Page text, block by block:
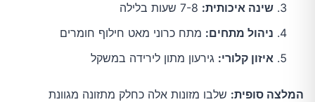
שינה איכותית:
ניהול מתחים: מתח כרוני מאט חילוף חומרים
איזון קלורי: גירעון מתון לירידה במשקל
המלצה סופית: שלבו מזונות אלה כחלק מתזונה מגוונת